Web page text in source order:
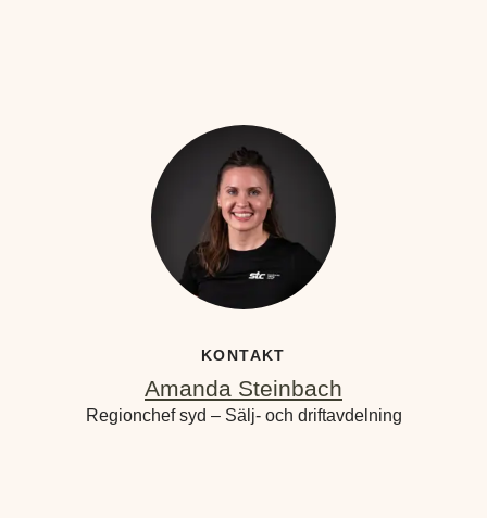
KONTAKT
Amanda Steinbach
Regionchef syd – Sälj- och driftavdelning